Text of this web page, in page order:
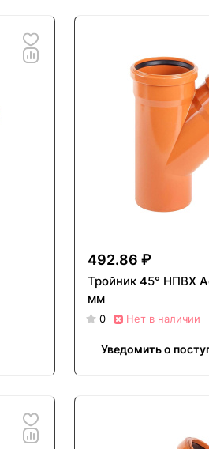
492.86 ₽
Тройник 45° НПВХ
мм
0 Нет в наличии
Уведомить о